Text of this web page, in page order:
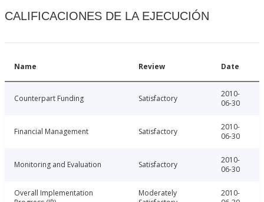
CALIFICACIONES DE LA EJECUCIÓN
Name Review Date
Counterpart Funding Satisfactory
2010-
06-30
Financial Management Satisfactory
2010-
06-30
Monitoring and Evaluation Satisfactory
2010-
06-30
Overall Implementation
Moderately
2010-